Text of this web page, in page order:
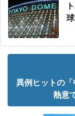
異例ヒットの
熱意